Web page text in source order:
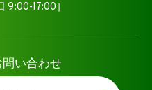
9:00-17:00］
い合わせ